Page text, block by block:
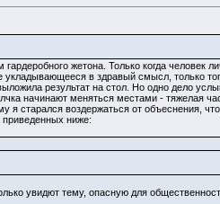
жетона. Только когда человек
укладывающееся в здравый смысл, только
результат на стол. Но одно дело
начинают меняться местами - тяжелая
я старался воздержаться от объеснения,
приведенных ниже:
увидют тему, опасную для